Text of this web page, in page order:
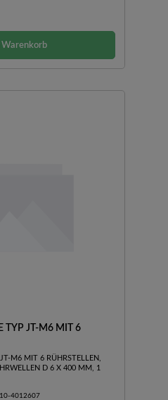
Warenkorb
TYP JT-M6 MIT 6
M6 MIT 6 RÜHRSTELLEN,
D 6 X 400 MM, 1
4012607